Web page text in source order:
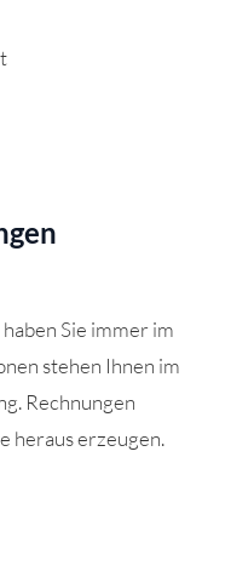
Sie immer im
stehen Ihnen im
Rechnungen
heraus erzeugen.